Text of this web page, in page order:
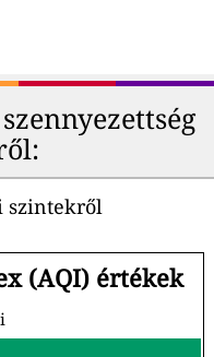
szintekről
(AQI) értékek